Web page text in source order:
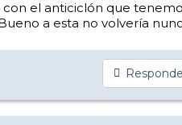
el anticiclón que
a esta no volvería